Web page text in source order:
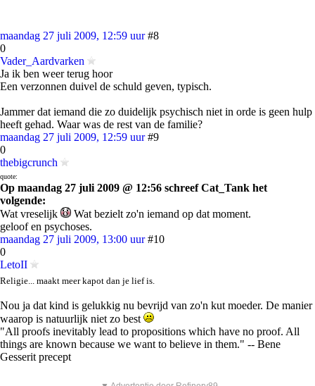
maandag 27 juli 2009, 12:59 uur #8
0
Vader_Aardvarken
Ja ik ben weer terug hoor
Een verzonnen duivel de schuld geven, typisch.
Jammer dat iemand die zo duidelijk psychisch niet in orde is geen hulp
heeft gehad. Waar was de rest van de familie?
maandag 27 juli 2009, 12:59 uur #9
0
thebigcrunch
quote:
Op maandag 27 juli 2009 @ 12:56 schreef Cat_Tank het
volgende:
Wat vreselijk
Wat bezielt zo'n iemand op dat moment.
geloof en psychoses.
maandag 27 juli 2009, 13:00 uur #10
0
LetoII
Religie... maakt meer kapot dan je lief is.
Nou ja dat kind is gelukkig nu bevrijd van zo'n kut moeder. De manier
waarop is natuurlijk niet zo best
"All proofs inevitably lead to propositions which have no proof. All
things are known because we want to believe in them." -- Bene
Gesserit precept